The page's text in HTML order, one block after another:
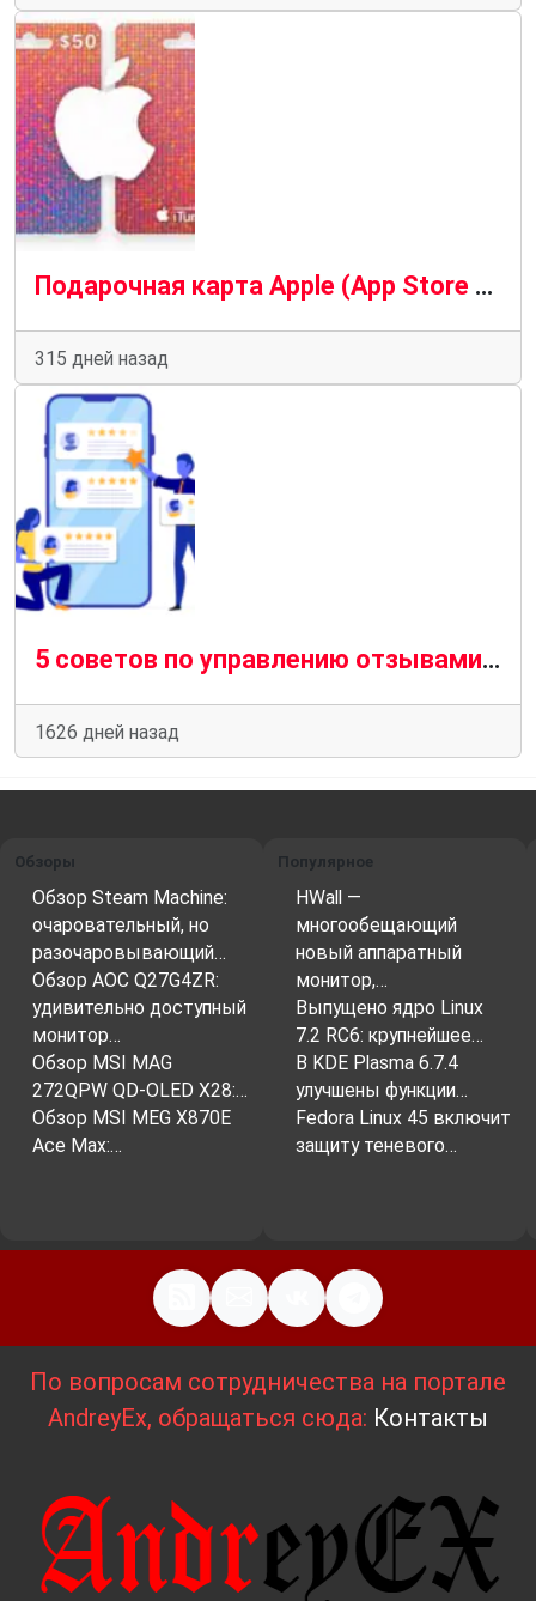
Подарочная карта Apple (App Store & iTunes): что это такое, зачем нужна и какие от неё выгоды
315 дней назад
5 советов по управлению отзывами в App Store
1626 дней назад
Обзоры
Обзор Steam Machine:
очаровательный, но
разочаровывающий…
Обзор AOC Q27G4ZR:
удивительно доступный
монитор…
Обзор MSI MAG
272QPW QD-OLED X28:…
Обзор MSI MEG X870E
Ace Max:…
Популярное
HWall —
многообещающий
новый аппаратный
монитор,…
Выпущено ядро Linux
7.2 RC6: крупнейшее…
В KDE Plasma 6.7.4
улучшены функции…
Fedora Linux 45 включит
защиту теневого…
По вопросам сотрудничества на портале
AndreyEx, обращаться сюда: Контакты